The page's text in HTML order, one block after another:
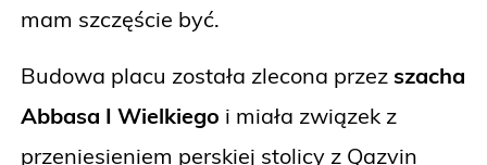
mam szczęście być.
Budowa placu została zlecona przez szacha
Abbasa I Wielkiego i miała związek z
przeniesieniem perskiej stolicy z Qazvin